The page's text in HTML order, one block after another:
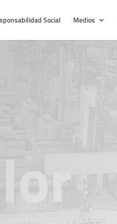
Social Medios